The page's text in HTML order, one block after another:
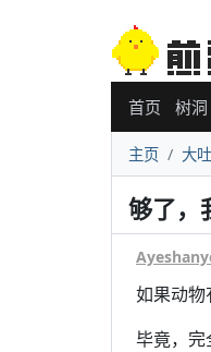
首页 树洞
主页 大
够了，
如果动物
毕竟，完